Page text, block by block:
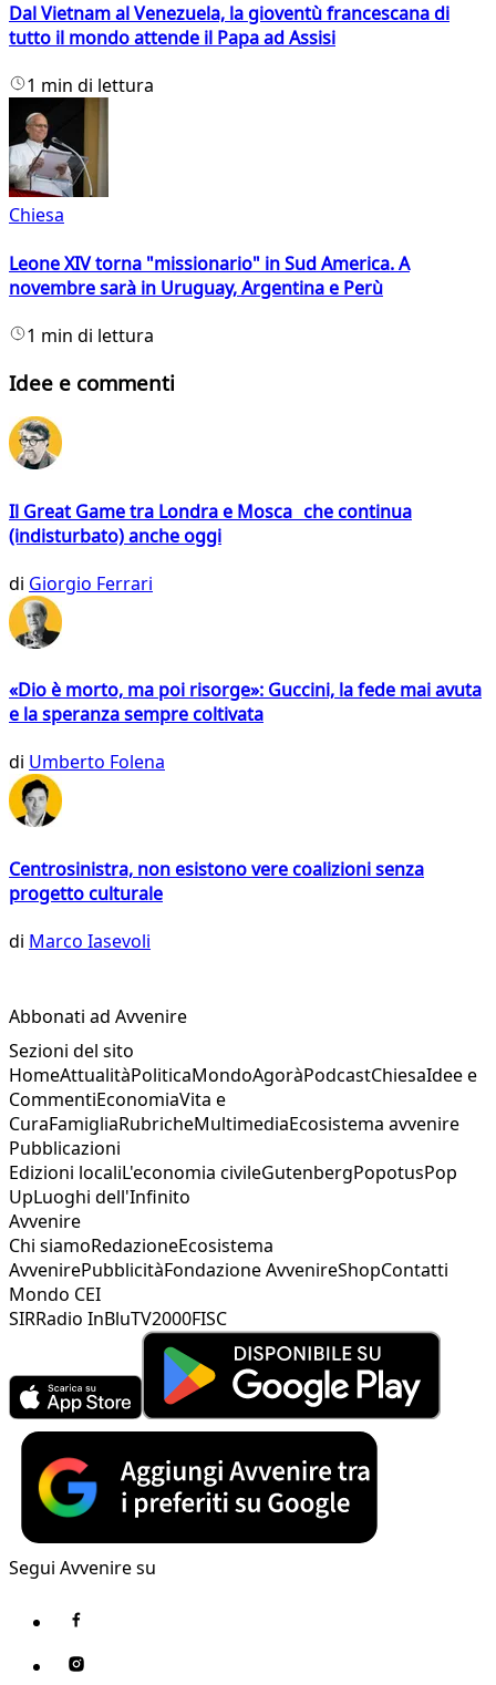
Dal Vietnam al Venezuela, la gioventù francescana di
tutto il mondo attende il Papa ad Assisi
1 min di lettura
Chiesa
Leone XIV torna "missionario" in Sud America. A
novembre sarà in Uruguay, Argentina e Perù
1 min di lettura
Idee e commenti
Il Great Game tra Londra e Mosca che continua
(indisturbato) anche oggi
di Giorgio Ferrari
«Dio è morto, ma poi risorge»: Guccini, la fede mai avuta
e la speranza sempre coltivata
di Umberto Folena
Centrosinistra, non esistono vere coalizioni senza
progetto culturale
di Marco Iasevoli
Abbonati ad Avvenire
Sezioni del sito
HomeAttualitàPoliticaMondoAgoràPodcastChiesaIdee e
CommentiEconomiaVita e
CuraFamigliaRubricheMultimediaEcosistema avvenire
Pubblicazioni
Edizioni localiL'economia civileGutenbergPopotusPop
UpLuoghi dell'Infinito
Avvenire
Chi siamoRedazioneEcosistema
AvvenirePubblicitàFondazione AvvenireShopContatti
Mondo CEI
SIRRadio InBluTV2000FISC
Segui Avvenire su